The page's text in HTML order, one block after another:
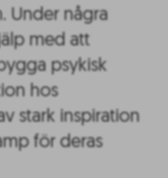
Under några
med att
psykisk
hos
stark inspiration
för deras